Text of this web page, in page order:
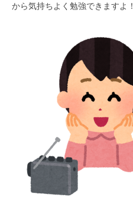
から気持ちよく勉強できますよ！